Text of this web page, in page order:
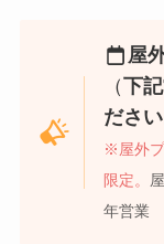
屋
（下
ださい
※屋外
限定。
年営業